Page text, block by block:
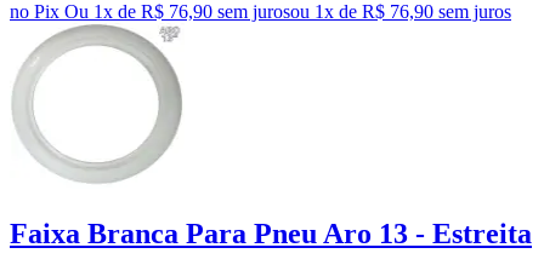
no Pix Ou 1x de R$ 76,90 sem jurosou 1x de R$ 76,90 sem juros
Faixa Branca Para Pneu Aro 13 - Estreita